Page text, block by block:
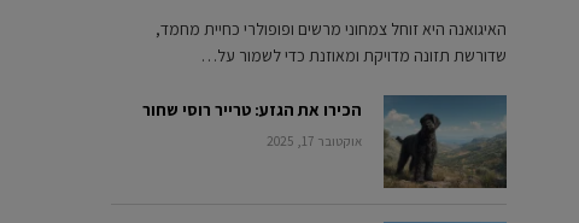
האיגואנה היא זוחל צמחוני מרשים ופופולרי כחיית מחמד,
שדורשת תזונה מדויקת ומאוזנת כדי לשמור על…
הכירו את הגזע: טרייר רוסי שחור
אוקטובר 17, 2025